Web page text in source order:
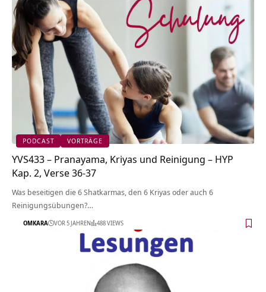
PODCAST VORTRÄGE
YVS433 – Pranayama, Kriyas und Reinigung – HYP
Kap. 2, Verse 36-37
Was beseitigen die 6 Shatkarmas, den 6 Kriyas oder auch 6
Reinigungsübungen?…
OMKARA VOR 5 JAHREN 488 VIEWS